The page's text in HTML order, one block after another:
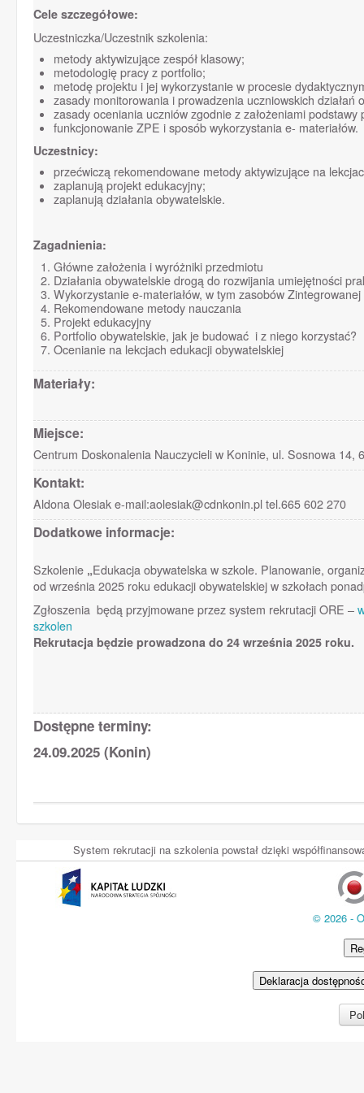
Cele szczegółowe:
Uczestniczka/Uczestnik szkolenia:
metody aktywizujące zespół klasowy;
metodologię pracy z portfolio;
metodę projektu i jej wykorzystanie w procesie
zasady monitorowania i prowadzenia uczniowskich działań
zasady oceniania uczniów zgodnie z założeniami
funkcjonowanie ZPE i sposób wykorzystania e- materiałów.
Uczestnicy:
przećwiczą rekomendowane metody aktywizujące na
zaplanują projekt edukacyjny;
zaplanują działania obywatelskie.
Zagadnienia:
Główne założenia i wyróżniki przedmiotu
Działania obywatelskie drogą do rozwijania umiejętności
Wykorzystanie e-materiałów, w tym zasobów
Rekomendowane metody nauczania
Projekt edukacyjny
Portfolio obywatelskie, jak je budować i z niego korzystać?
Ocenianie na lekcjach edukacji obywatelskiej
Materiały:
Miejsce:
Centrum Doskonalenia Nauczycieli w Koninie, ul. Sosnowa 14,
Kontakt:
Aldona Olesiak e-mail:aolesiak@cdnkonin.pl tel.665 602 270
Dodatkowe informacje:
Szkolenie „Edukacja obywatelska w szkole. Planowanie,
od września 2025 roku edukacji obywatelskiej w szkołach
Zgłoszenia będą przyjmowane przez system rekrutacji ORE –
szkolen
Rekrutacja będzie
Dostępne terminy:
24.09.2025 (Konin)
System rekrutacji na szkolenia powstał dzięki
© 2026 -
Deklaracja